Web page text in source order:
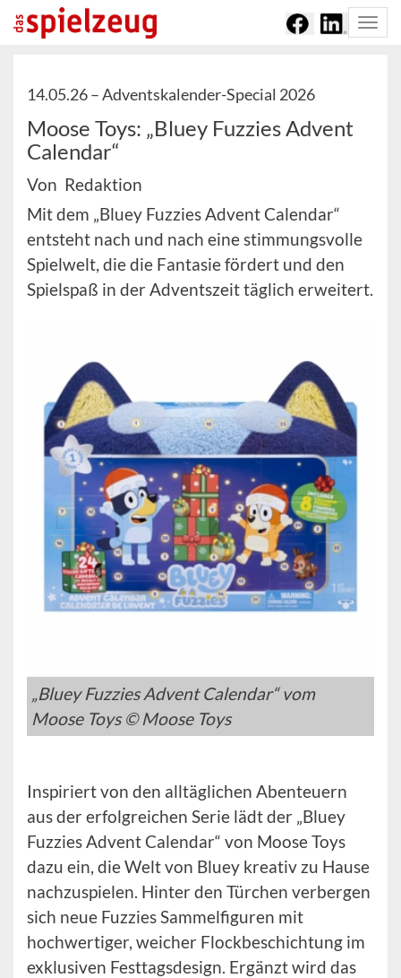
14.05.26 –Adventskalender-Special 2026
Moose Toys: „Bluey Fuzzies Advent
Calendar“
Von Redaktion
Mit dem „Bluey Fuzzies Advent Calendar“
entsteht nach und nach eine stimmungsvolle
Spielwelt, die die Fantasie fördert und den
Spielspaß in der Adventszeit täglich erweitert.
„Bluey Fuzzies Advent Calendar“ vom
Moose Toys © Moose Toys
Inspiriert von den alltäglichen Abenteuern
aus der erfolgreichen Serie lädt der „Bluey
Fuzzies Advent Calendar“ von Moose Toys
dazu ein, die Welt von Bluey kreativ zu Hause
nachzuspielen. Hinter den Türchen verbergen
sich neue Fuzzies Sammelfiguren mit
hochwertiger, weicher Flockbeschichtung im
exklusiven Festtagsdesign. Ergänzt wird das